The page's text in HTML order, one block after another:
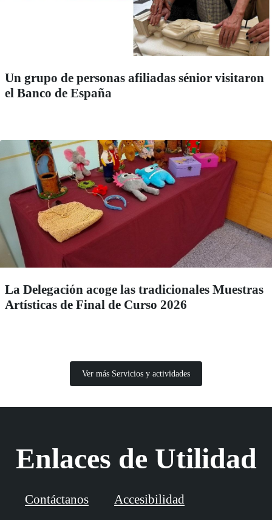
Un grupo de personas afiliadas sénior visitaron
el Banco de España
La Delegación acoge las tradicionales Muestras
Artísticas de Final de Curso 2026
Ver más Servicios y actividades
Enlaces de Utilidad
Contáctanos Accesibilidad